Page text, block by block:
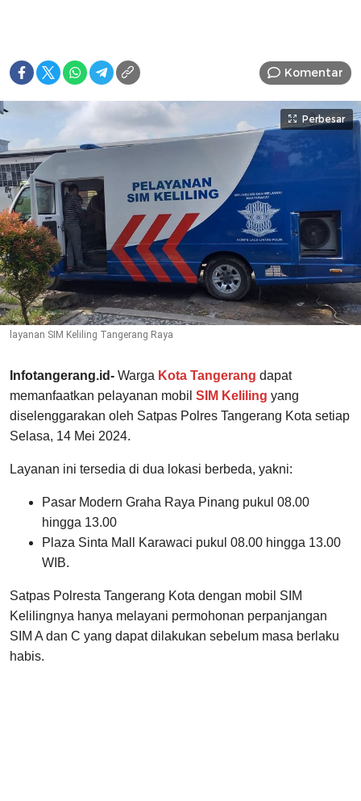
Komentar
Perbesar
layanan SIM Keliling Tangerang Raya
Infotangerang.id- Warga Kota Tangerang dapat
memanfaatkan pelayanan mobil SIM Keliling yang
diselenggarakan oleh Satpas Polres Tangerang Kota setiap
Selasa, 14 Mei 2024.
Layanan ini tersedia di dua lokasi berbeda, yakni:
Pasar Modern Graha Raya Pinang pukul 08.00
hingga 13.00
Plaza Sinta Mall Karawaci pukul 08.00 hingga 13.00
WIB.
Satpas Polresta Tangerang Kota dengan mobil SIM
Kelilingnya hanya melayani permohonan perpanjangan
SIM A dan C yang dapat dilakukan sebelum masa berlaku
habis.